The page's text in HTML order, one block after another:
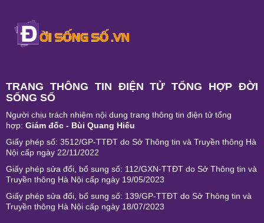
TRANG THÔNG TIN ĐIỆN TỬ TỔNG HỢP ĐỜI
SỐNG SỐ
Người chịu trách nhiệm nội dung trang thông tin điện tử tổng
hợp: Giám đốc - Bùi Quang Hiếu
Giấy phép số: 3512/GP-TTĐT do Sở Thông tin và Truyền thông Hà
Nội cấp ngày 22/11/2022
Giấy phép sửa đổi, bổ sung số: 112/GXN-TTĐT do Sở Thông tin và
Truyền thông Hà Nội cấp ngày 19/05/2023
Giấy phép sửa đổi, bổ sung số: 139/GP-TTĐT do Sở Thông tin và
Truyền thông Hà Nội cấp ngày 18/07/2023